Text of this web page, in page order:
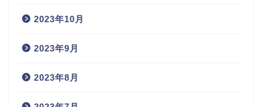
2023年10月
2023年9月
2023年8月